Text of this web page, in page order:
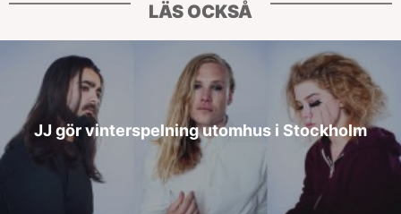
LÄS OCKSÅ
JJ gör vinterspelning utomhus i Stockholm